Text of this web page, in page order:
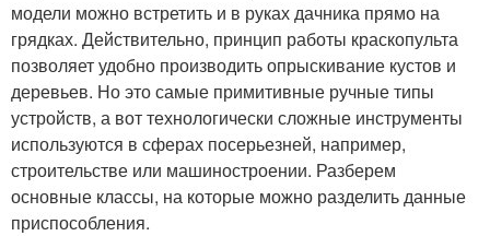
модели можно встретить и в руках дачника прямо на
грядках. Действительно, принцип работы краскопульта
позволяет удобно производить опрыскивание кустов и
деревьев. Но это самые примитивные ручные типы
устройств, а вот технологически сложные инструменты
используются в сферах посерьезней, например,
строительстве или машиностроении. Разберем
основные классы, на которые можно разделить данные
приспособления.